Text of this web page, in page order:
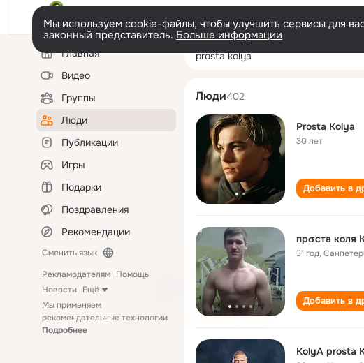
Мы используем cookie-файлы, чтобы улучшить сервисы для
законный представитель. Больше информации
Левая
колонкаГлавная
Видео
Группы
Люди
Публикации
Игры
Подарки
Поздравления
Рекомендации
Сменить язык
Рекламодателям Помощь
Новости Ещё
Мы применяем
рекомендательные технологии
Подробнее
prosta kolya
Люди402
Prosta Kolya
30 лет
Добавить в
прσста коля
31 год,
Добавить в
KolyA prosta